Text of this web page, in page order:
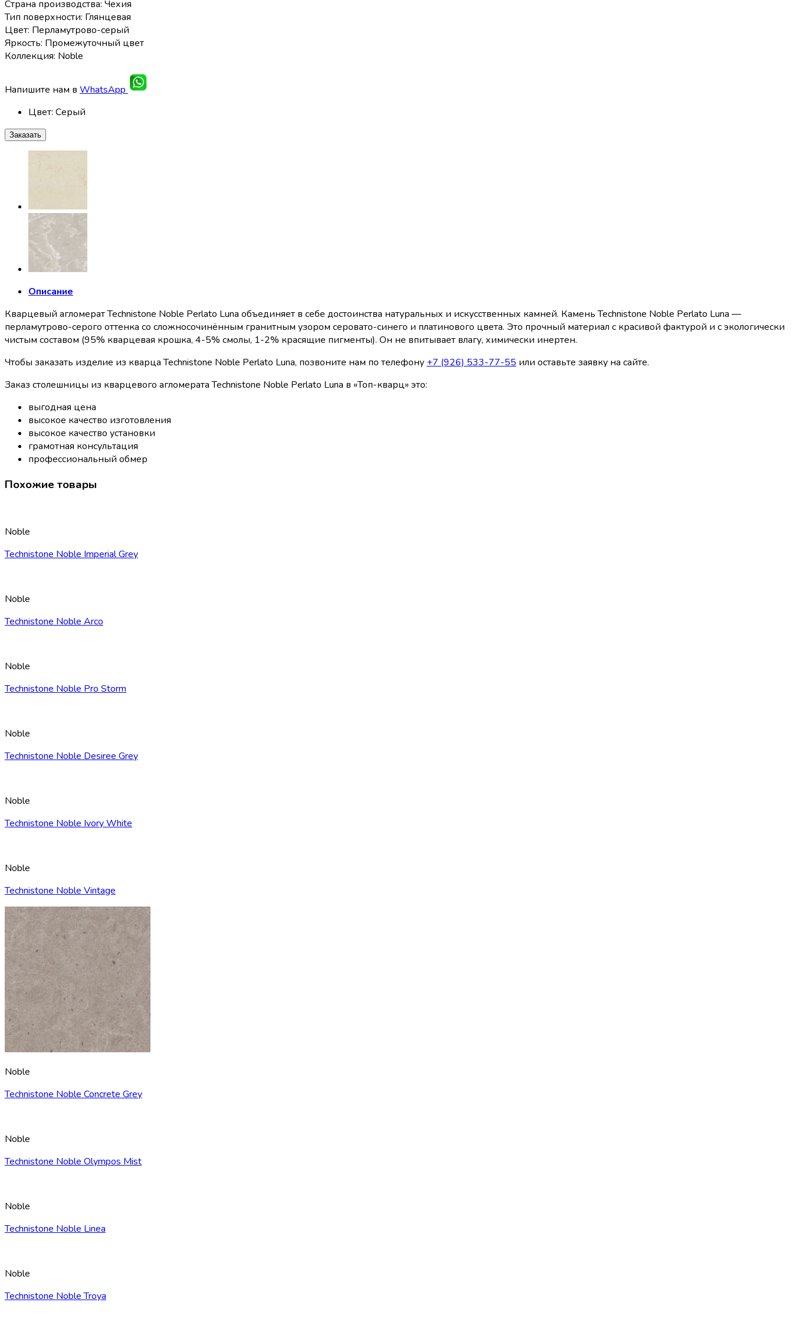
Страна производства: Чехия
Тип поверхности: Глянцевая
Цвет: Перламутрово-серый
Яркость: Промежуточный цвет
Коллекция: Noble
Напишите нам в WhatsApp
Цвет: Серый
Заказать
Описание
Кварцевый агломерат Technistone Noble Perlato Luna объединяет в себе достоинства натуральных и искусственных камней. Камень Technistone Noble Perlato Luna —
перламутрово-серого оттенка со сложносочинённым гранитным узором серовато-синего и платинового цвета. Это прочный материал с красивой фактурой и с экологически
чистым составом (95% кварцевая крошка, 4-5% смолы, 1-2% красящие пигменты). Он не впитывает влагу, химически инертен.
Чтобы заказать изделие из кварца Technistone Noble Perlato Luna, позвоните нам по телефону +7 (926) 533-77-55 или оставьте заявку на сайте.
Заказ столешницы из кварцевого агломерата Technistone Noble Perlato Luna в «Топ-кварц» это:
выгодная цена
высокое качество изготовления
высокое качество установки
грамотная консультация
профессиональный обмер
Похожие товары
Noble
Technistone Noble Imperial Grey
Noble
Technistone Noble Arco
Noble
Technistone Noble Pro Storm
Noble
Technistone Noble Desiree Grey
Noble
Technistone Noble Ivory White
Noble
Technistone Noble Vintage
Noble
Technistone Noble Concrete Grey
Noble
Technistone Noble Olympos Mist
Noble
Technistone Noble Linea
Noble
Technistone Noble Troya